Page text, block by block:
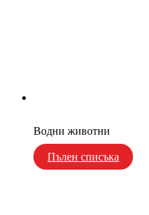
Водни животни
Пълен списъка